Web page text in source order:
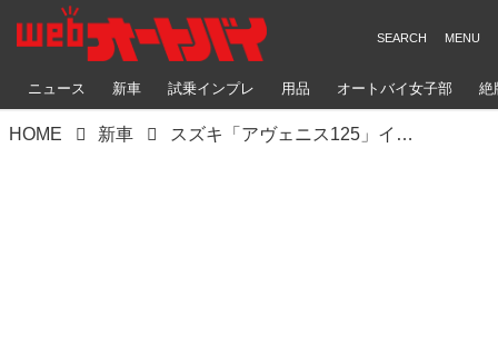
ニュース 新車 試乗インプレ 用品 オートバイ女子部 絶
HOME 新車 スズキ「アヴェニス125」インプレ｜軽快な走りを楽しめる、スポーティなシティコミューター